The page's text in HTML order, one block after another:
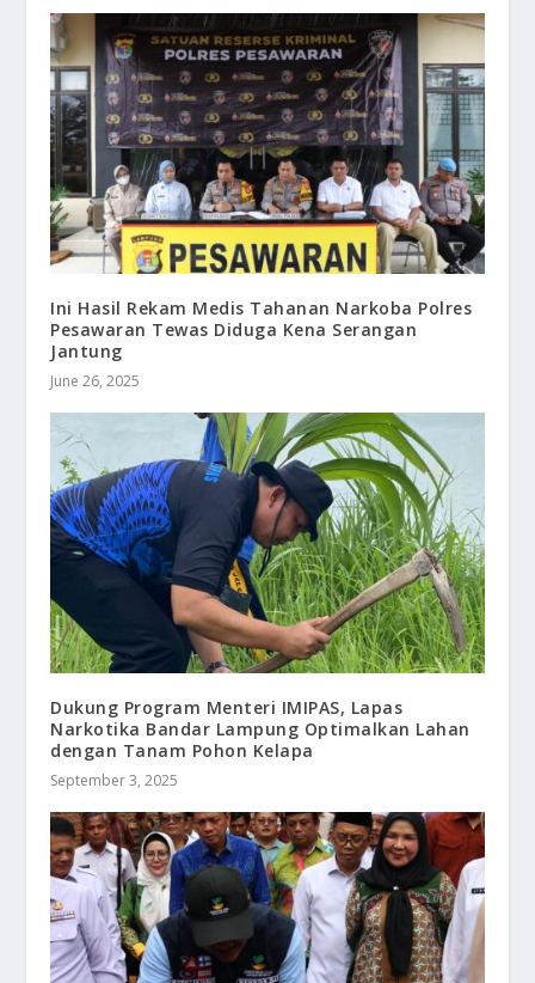
Ini Hasil Rekam Medis Tahanan Narkoba Polres
Pesawaran Tewas Diduga Kena Serangan
Jantung
June 26, 2025
Dukung Program Menteri IMIPAS, Lapas
Narkotika Bandar Lampung Optimalkan Lahan
dengan Tanam Pohon Kelapa
September 3, 2025